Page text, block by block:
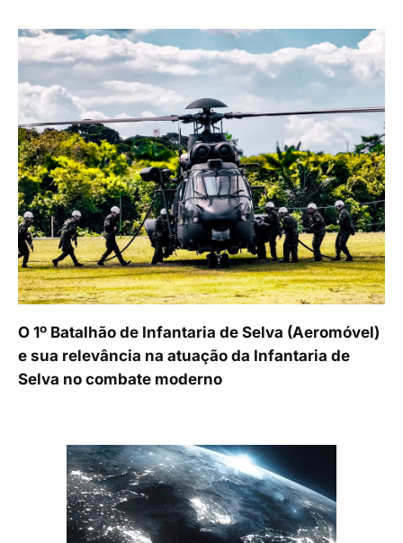
O 1º Batalhão de Infantaria de Selva (Aeromóvel)
e sua relevância na atuação da Infantaria de
Selva no combate moderno